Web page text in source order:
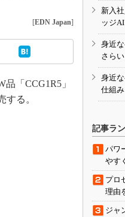
[EDN Japan]
「CCG1R5」
る。
新入
ッジAI
身近
さら
身近
仕組み
記事ラ
パワ
やす
プロ
理由
ジャ